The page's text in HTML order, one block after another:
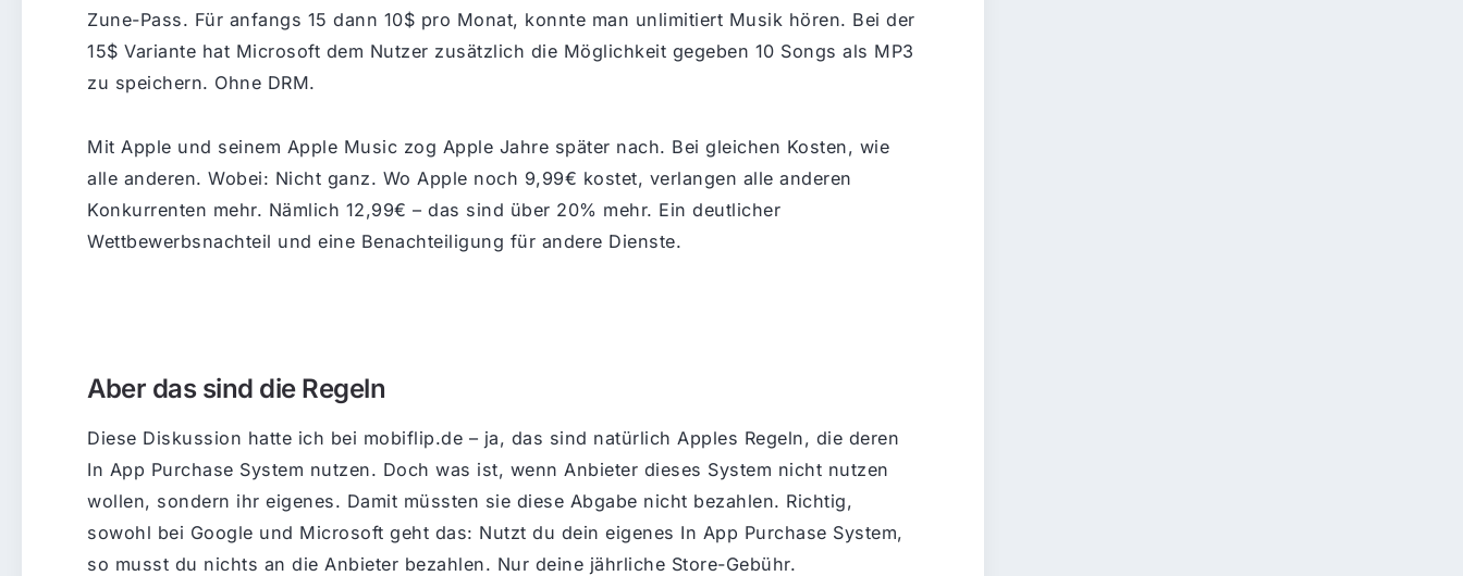
Zune-Pass. Für anfangs 15 dann 10$ pro Monat, konnte man unlimitiert Musik hören. Bei der
15$ Variante hat Microsoft dem Nutzer zusätzlich die Möglichkeit gegeben 10 Songs als MP3
zu speichern. Ohne DRM.
Mit Apple und seinem Apple Music zog Apple Jahre später nach. Bei gleichen Kosten, wie
alle anderen. Wobei: Nicht ganz. Wo Apple noch 9,99€ kostet, verlangen alle anderen
Konkurrenten mehr. Nämlich 12,99€ – das sind über 20% mehr. Ein deutlicher
Wettbewerbsnachteil und eine Benachteiligung für andere Dienste.
Aber das sind die Regeln
Diese Diskussion hatte ich bei mobiflip.de – ja, das sind natürlich Apples Regeln, die deren
In App Purchase System nutzen. Doch was ist, wenn Anbieter dieses System nicht nutzen
wollen, sondern ihr eigenes. Damit müssten sie diese Abgabe nicht bezahlen. Richtig,
sowohl bei Google und Microsoft geht das: Nutzt du dein eigenes In App Purchase System,
so musst du nichts an die Anbieter bezahlen. Nur deine jährliche Store-Gebühr.